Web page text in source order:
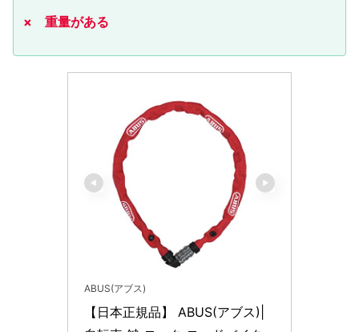
× 重量がある
ABUS(アブス)
【日本正規品】 ABUS(アブス)|